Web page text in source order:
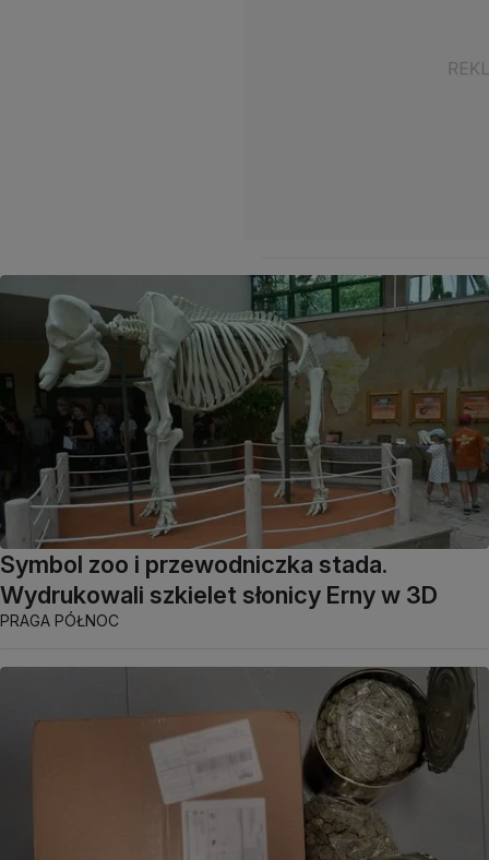
Symbol zoo i przewodniczka stada.
Wydrukowali szkielet słonicy Erny w 3D
PRAGA PÓŁNOC